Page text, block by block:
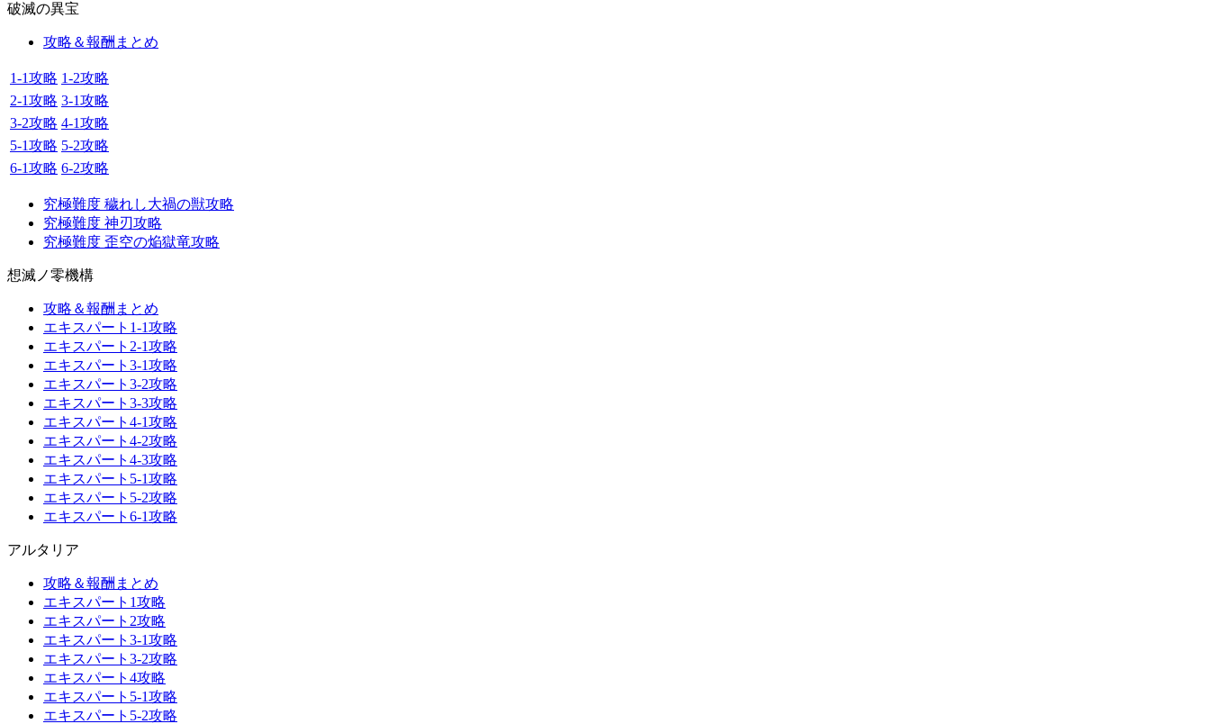
破滅の異宝
攻略＆報酬まとめ
1-1攻略 1-2攻略
2-1攻略 3-1攻略
3-2攻略 4-1攻略
5-1攻略 5-2攻略
6-1攻略 6-2攻略
究極難度 穢れし大禍の獣攻略
究極難度 神刃攻略
究極難度 歪空の焔獄竜攻略
想滅ノ零機構
攻略＆報酬まとめ
エキスパート1-1攻略
エキスパート2-1攻略
エキスパート3-1攻略
エキスパート3-2攻略
エキスパート3-3攻略
エキスパート4-1攻略
エキスパート4-2攻略
エキスパート4-3攻略
エキスパート5-1攻略
エキスパート5-2攻略
エキスパート6-1攻略
アルタリア
攻略＆報酬まとめ
エキスパート1攻略
エキスパート2攻略
エキスパート3-1攻略
エキスパート3-2攻略
エキスパート4攻略
エキスパート5-1攻略
エキスパート5-2攻略